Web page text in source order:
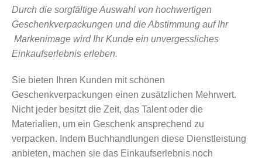
Durch die sorgfältige Auswahl von hochwertigen
Geschenkverpackungen und die Abstimmung auf Ihr
Markenimage wird Ihr Kunde ein unvergessliches
Einkaufserlebnis erleben.
Sie bieten Ihren Kunden mit schönen
Geschenkverpackungen einen zusätzlichen Mehrwert.
Nicht jeder besitzt die Zeit, das Talent oder die
Materialien, um ein Geschenk ansprechend zu
verpacken. Indem Buchhandlungen diese Dienstleistung
anbieten, machen sie das Einkaufserlebnis noch